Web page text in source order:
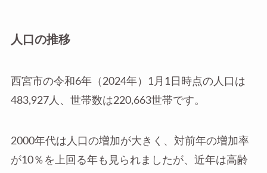
人口の推移
西宮市の令和6年（2024年）1月1日時点の人口は
483,927人、世帯数は220,663世帯です。
2000年代は人口の増加が大きく、対前年の増加率
が10％を上回る年も見られましたが、近年は高齢